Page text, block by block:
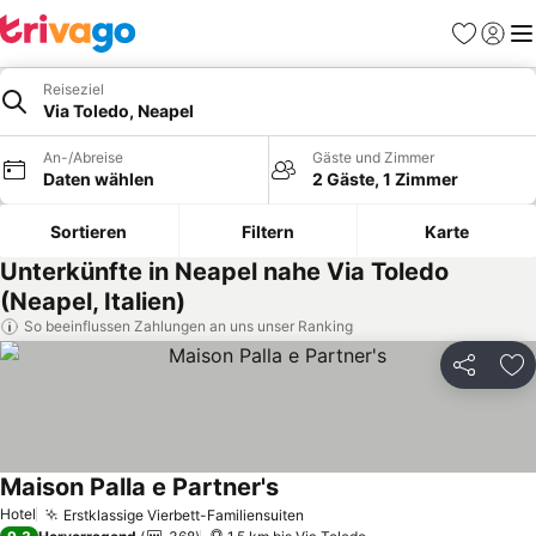
Favoriten
Reiseziel
Via Toledo, Neapel
An-/Abreise
Daten wählen
Gäste und Zimmer
2 Gäste, 1 Zimmer
Sortieren Filtern Karte
Unterkünfte in Neapel nahe Via Toledo
(Neapel, Italien)
So beeinflussen Zahlungen an uns unser Ranking
Teilen
Hotel Erstklassige Vierbett-Familiensuiten
Maison Palla e Partner's